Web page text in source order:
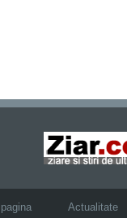
Actualitate